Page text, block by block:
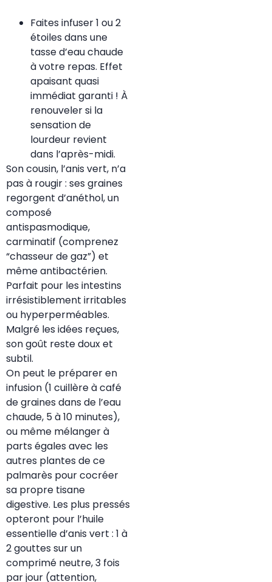
Faites infuser 1 ou 2
étoiles dans une
tasse d’eau chaude
à votre repas. Effet
apaisant quasi
immédiat garanti ! À
renouveler si la
sensation de
lourdeur revient
dans l’après-midi.
Son cousin, l’anis vert, n’a
pas à rougir : ses graines
regorgent d’anéthol, un
composé
antispasmodique,
carminatif (comprenez
“chasseur de gaz”) et
même antibactérien.
Parfait pour les intestins
irrésistiblement irritables
ou hyperperméables.
Malgré les idées reçues,
son goût reste doux et
subtil.
On peut le préparer en
infusion (1 cuillère à café
de graines dans de l’eau
chaude, 5 à 10 minutes),
ou même mélanger à
parts égales avec les
autres plantes de ce
palmarès pour cocréer
sa propre tisane
digestive. Les plus pressés
opteront pour l’huile
essentielle d’anis vert : 1 à
2 gouttes sur un
comprimé neutre, 3 fois
par jour (attention,